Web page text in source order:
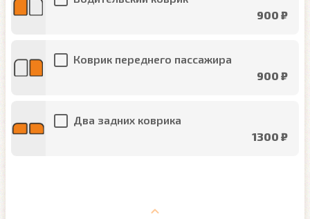
900 ₽
Коврик переднего пассажира
900 ₽
Два задних коврика
1300 ₽